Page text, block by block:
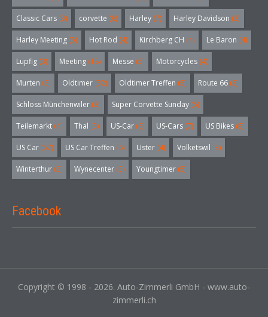
Classic Cars (3) corvette (6) Harley (7) Harley Davidson (3)
Harley Meeting (5) Hot Rod (4) Kirchberg CH (4) Le Baron (4)
Lupfig (3) Meeting (18) Messe (5) Motorcycles (4)
Murten (3) Oldtimer (32) Oldtimer Treffen (5) Route 66 (3)
Schloss Münchenwiler (3) Super Corvette Sunday (5)
Teilemarkt (4) Thal (3) US-Car (6) US-Cars (7) US Bikes (5)
US Car (57) US Car Treffen (6) Uster (4) Volketswil (3)
Winterthur (3) Wynecenter (3) Youngtimer (5)
Facebook
Copyright © 1998 - 2026. Auto-Zimmerli GmbH - www.auto-
zimmerli.ch